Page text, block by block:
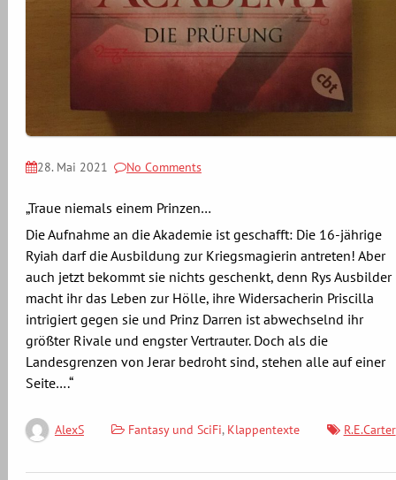
28. Mai 2021 No Comments
„Traue niemals einem Prinzen…
Die Aufnahme an die Akademie ist geschafft: Die 16-jährige
Ryiah darf die Ausbildung zur Kriegsmagierin antreten! Aber
auch jetzt bekommt sie nichts geschenkt, denn Rys Ausbilder
macht ihr das Leben zur Hölle, ihre Widersacherin Priscilla
intrigiert gegen sie und Prinz Darren ist abwechselnd ihr
größter Rivale und engster Vertrauter. Doch als die
Landesgrenzen von Jerar bedroht sind, stehen alle auf einer
Seite….“
AlexS Fantasy und SciFi, Klappentexte R.E.Carter